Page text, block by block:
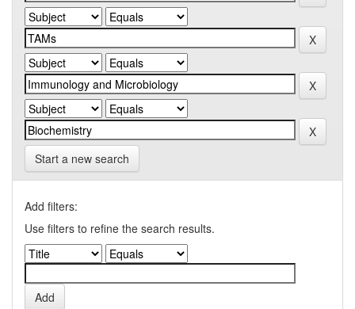
Start a new search
Add filters:
Use filters to refine the search results.